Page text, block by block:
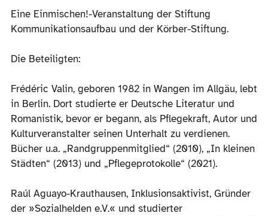
Eine Einmischen!-Veranstaltung der Stiftung
Kommunikationsaufbau und der Körber-Stiftung.
Die Beteiligten:
Frédéric Valin, geboren 1982 in Wangen im Allgäu, lebt
in Berlin. Dort studierte er Deutsche Literatur und
Romanistik, bevor er begann, als Pflegekraft, Autor und
Kulturveranstalter seinen Unterhalt zu verdienen.
Bücher u.a. „Randgruppenmitglied“ (2010), „In kleinen
Städten“ (2013) und „Pflegeprotokolle“ (2021).
Raúl Aguayo-Krauthausen, Inklusionsaktivist, Gründer
der »Sozialhelden e.V.« und studierter